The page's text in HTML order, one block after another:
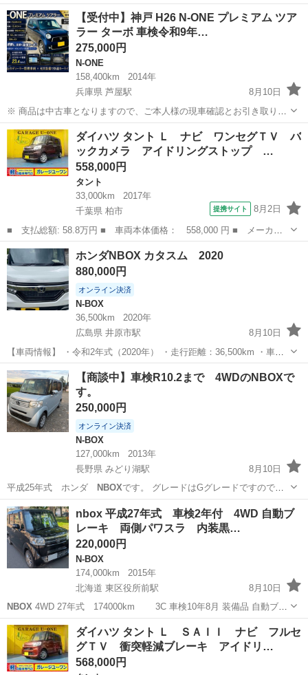
ＢＯＸカスタム ＧＬ？ターボついてないグレードです。 片側電動すら
いド、右は手動スライドドアです ナビはバックカメラ...
愛媛 大洲市 伊予大洲駅 N-BOX NBOX
【受付中】神戸 H26 N-ONE プレミアム ツア
ラー ターボ 車検令和9年…
275,000円
N-ONE
158,400km
2014年
兵庫県 芦屋駅
8月10日
※ 商品は中古車となりますので、ご本人様の現車確認とお引き取り限
定とさせていただきます。当方のプロフィールもご確認いただければ
幸いです。値引きに関する質問はご遠慮願います 【車両情報】 •グレ
ード：N-ONE プレミア...
兵庫 芦屋市 芦屋駅 N-ONE 車両
ダイハツ タント Ｌ ナビ ワンセグＴＶ バ
ックカメラ アイドリングストップ …
558,000円
タント
33,000km
2017年
千葉県 柏市
提携サイト 8月2日
■ 支払総額: 58.8万円 ■ 車両本体価格： 558,000 円 ■ メーカー
名： ダイハツ ■ 車種名： タント ■ グレード名： Ｌ ナビ
ワンセグＴＶ バックカメラ アイドリングストップ キーレス ド
ライブレコー...
千葉 柏市 タント
ホンダNBOX カタスム 2020
880,000円
オンライン決済
N-BOX
36,500km
2020年
広島県 井原市駅
8月10日
【車両情報】 ・令和2年式（2020年） ・走行距離：36,500km ・車検2
年付き ・白色（パールホワイト） ・両側パワースライドドア ・純正
ナビ ・Apple CarPlay対応 ・シートヒーター ・ドライブレコーダー...
広島 安芸高田市 井原市駅 N-BOX
【商談中】車検R10.2まで 4WDのNBOXで
す。
250,000円
オンライン決済
N-BOX
127,000km
2013年
長野県 みどり湖駅
8月10日
平成25年式 ホンダ
NBOXです。 グレードはGグレードですので良
く壊れる電動パワスラがないので安心です。 冬も安心の4WD車になり
ます。 外観は比較的綺麗です。左のよく錆びるところを板金塗装済み
です。 内装も距離の割には...
長野 塩尻市 みどり湖駅 N-BOX
nbox 平成27年式 車検2年付 4WD 自動ブ
レーキ 両側パワスラ 内装黒…
220,000円
N-BOX
174,000km
2015年
北海道 東区役所前駅
8月10日
NBOX4WD 27年式 174000km 3C 車検10年8月 装備品 自動ブレ
ーキ 横滑り防止 両側パワースライドドア シートヒーター ナビ TV
DVD バックカメラ HID 車検取り立て、基本的...
北海道 札幌市 東区役所前駅
ダイハツ タント Ｌ ＳＡＩＩ ナビ フルセ
グＴＶ 衝突軽減ブレーキ アイドリ…
568,000円